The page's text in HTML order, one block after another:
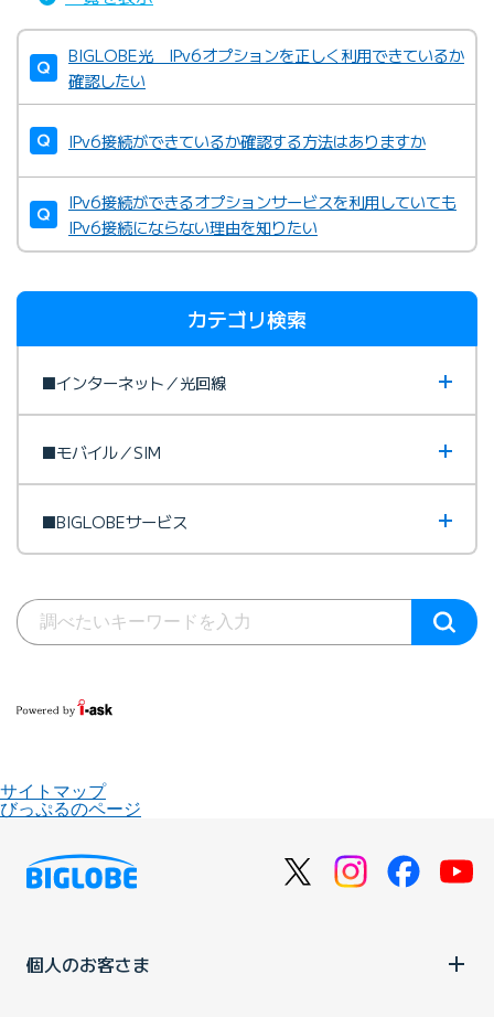
BIGLOBE光 IPv6オプションを正しく利用できているか
確認したい
IPv6接続ができているか確認する方法はありますか
IPv6接続ができるオプションサービスを利用していても
IPv6接続にならない理由を知りたい
カテゴリ検索
■インターネット／光回線
■モバイル／SIM
■BIGLOBEサービス
サイトマップ
びっぷるのページ
個人のお客さま